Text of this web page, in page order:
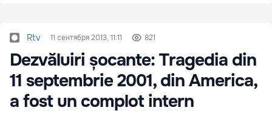
Rtv 11 сентября 2013, 11:11 821
Dezvăluiri șocante: Tragedia din
11 septembrie 2001, din America,
a fost un complot intern